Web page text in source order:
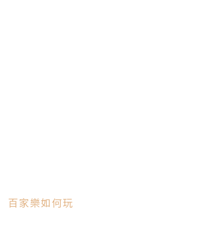
百家樂如何玩